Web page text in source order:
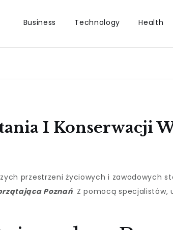
Business Technology Health
I Konserwacji
przestrzeni życiowych i zawodowych
Poznań. Z pomocą specjalistów,